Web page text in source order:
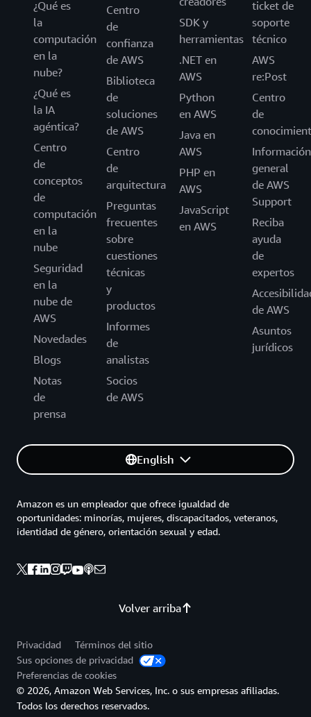
¿Qué es
la
computación
en la
nube?
¿Qué es
la IA
agéntica?
Centro
de
conceptos
de
computación
en la
nube
Seguridad
en la
nube de
AWS
Novedades
Blogs
Notas
de
prensa
Centro
de
confianza
de AWS
Biblioteca
de
soluciones
de AWS
Centro
de
arquitectura
Preguntas
frecuentes
sobre
cuestiones
técnicas
y
productos
Informes
de
analistas
Socios
de AWS
SDK y
herramientas
.NET en
AWS
Python
en AWS
Java en
AWS
PHP en
AWS
JavaScript
en AWS
ticket de
soporte
técnico
AWS
re:Post
Centro
de
Información
general
de AWS
Support
Reciba
ayuda
de
expertos
de AWS
Asuntos
jurídicos
English
Volver arriba
Amazon es un empleador que ofrece igualdad de
oportunidades: minorías, mujeres, discapacitados, veteranos,
identidad de género, orientación sexual y edad.
Privacidad
Términos del sitio
Sus opciones de privacidad
Preferencias de cookies
© 2026, Amazon Web Services, Inc. o sus empresas afiliadas.
Todos los derechos reservados.